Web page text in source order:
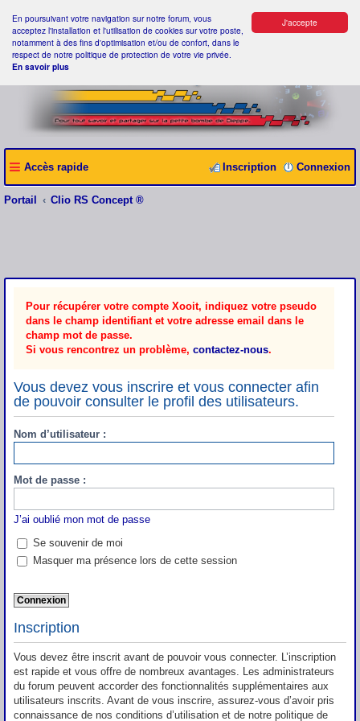
J'accepte
En poursuivant votre navigation sur notre forum, vous
acceptez l'installation et l'utilisation de cookies sur votre poste,
notamment à des fins d'optimisation et/ou de confort, dans le
respect de notre politique de protection de votre vie privée.
En savoir plus
Accès rapide Connexion
Inscription
Portail Clio RS Concept ®
Pour récupérer votre compte Xooit, indiquez votre pseudo
dans le champ identifiant et votre adresse email dans le
champ mot de passe.
Si vous rencontrez un problème, contactez-nous.
Vous devez vous inscrire et vous connecter afin
de pouvoir consulter le profil des utilisateurs.
Nom d’utilisateur :
Mot de passe :
J’ai oublié mon mot de passe
Se souvenir de moi
Masquer ma présence lors de cette session
Inscription
Vous devez être inscrit avant de pouvoir vous connecter. L’inscription
est rapide et vous offre de nombreux avantages. Les administrateurs
du forum peuvent accorder des fonctionnalités supplémentaires aux
utilisateurs inscrits. Avant de vous inscrire, assurez-vous d’avoir pris
connaissance de nos conditions d’utilisation et de notre politique de